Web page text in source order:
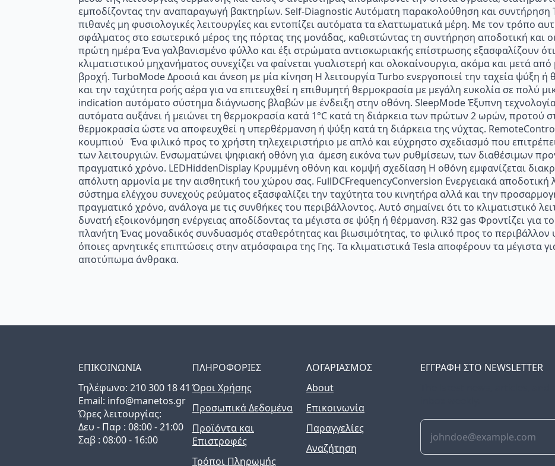
εμποδίζοντας την αναπαραγωγή βακτηρίων. Self-Diagnostic Αυτόματη παρακολούθηση και συντήρηση
πιθανές μη φυσιολογικές λειτουργίες και εντοπίζει αυτόματα τα ελαττωματικά μέρη. Με τον τρόπο
σφάλματος στο εσωτερικό μέρος της πόρτας της μονάδας, καθιστώντας τη συντήρηση αποδοτική και
πρώτη ημέρα Ένα γαλβανισμένο φύλλο και έξι στρώματα αντισκωριακής επίστρωσης εξασφαλίζουν
κλιματιστικού μηχανήματος συνεχίζει να φαίνεται γυαλιστερή και ολοκαίνουργια, ακόμα και μετά
βροχή. TurboMode Δροσιά και άνεση με μία κίνηση Η λειτουργία Turbo ενεργοποιεί την ταχεία ψύξη
και την ταχύτητα ροής αέρα για να επιτευχθεί η επιθυμητή θερμοκρασία με μεγάλη ευκολία σε πολύ
indication αυτόματο σύστημα διάγνωσης βλαβών με ένδειξη στην οθόνη. SleepMode Έξυπνη τεχνολογία
αυτόματα αυξάνει ή μειώνει τη θερμοκρασία κατά 1°C κατά τη διάρκεια των πρώτων 2 ωρών, προτού
θερμοκρασία ώστε να αποφευχθεί η υπερθέρμανση ή ψύξη κατά τη διάρκεια της νύχτας.
κουμπιού Ένα φιλικό προς το χρήστη τηλεχειριστήριο με απλό και εύχρηστο σχεδιασμό που
των λειτουργιών. Ενσωματώνει ψηφιακή οθόνη για άμεση εικόνα των ρυθμίσεων, των διαθέσιμων
πραγματικό χρόνο. LEDHiddenDisplay Κρυμμένη οθόνη και κομψή σχεδίαση Η οθόνη εμφανίζεται
απόλυτη αρμονία με την αισθητική του χώρου σας. FullDCFrequencyConversion Ενεργειακά αποδοτική
σύστημα ελέγχου συνεχούς ρεύματος εξασφαλίζει την ταχύτητα του κινητήρα αλλά και την
πραγματικό χρόνο, ανάλογα με τις συνθήκες του περιβάλλοντος. Αυτό σημαίνει ότι το κλιματιστικό
δυνατή εξοικονόμηση ενέργειας αποδίδοντας τα μέγιστα σε ψύξη ή θέρμανση. R32 gas Φροντίζει για
πλανήτη Ένας μοναδικός συνδυασμός σταθερότητας και βιωσιμότητας, το φιλικό προς το περιβάλλον
όποιες αρνητικές επιπτώσεις στην ατμόσφαιρα της Γης. Τα κλιματιστικά Tesla αποφέρουν τα μέγιστα
αποτύπωμα άνθρακα.
ΕΠΙΚΟΙΝΩΝΙΑ
Τηλέφωνo: 210 300 18 41
Email: info@manetos.gr
Ώρες λειτουργίας:
Δευ - Παρ : 08:00 - 21:00
Σαβ : 08:00 - 16:00
ΠΛΗΡΟΦΟΡΙΕΣ
Όροι Χρήσης
Προσωπικά Δεδομένα
Προϊόντα και
Επιστροφές
Τρόποι Πληρωμής
ΛΟΓΑΡΙΑΣΜΟΣ
About
Επικοινωνία
Παραγγελίες
Αναζήτηση
ΕΓΓΡΑΦΗ ΣΤΟ NEWSLETTER